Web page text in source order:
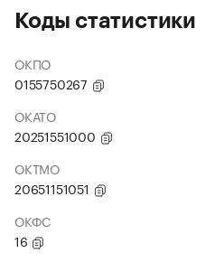
Коды статистики
ОКПО
0155750267
ОКАТО
20251551000
ОКТМО
20651151051
ОКФС
16